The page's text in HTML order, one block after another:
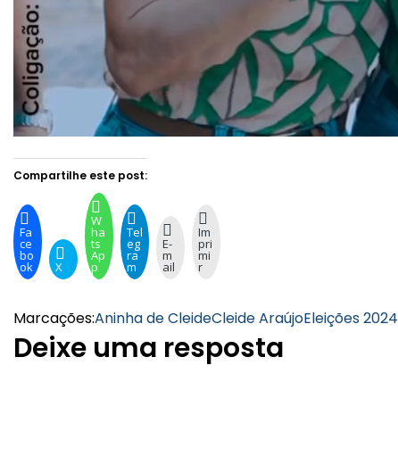
Compartilhe este post:
Fa
ce
bo
ok X
W
ha
ts
Ap
p
Tel
eg
ra
m
E-
m
ail
Im
pri
mi
r
Marcações:Aninha de CleideCleide AraújoEleições 2024
Deixe uma resposta